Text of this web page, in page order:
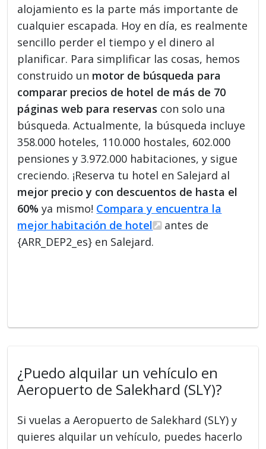
alojamiento es la parte más importante de
cualquier escapada. Hoy en día, es realmente
sencillo perder el tiempo y el dinero al
planificar. Para simplificar las cosas, hemos
construido un motor de búsqueda para
comparar precios de hotel de más de 70
páginas web para reservas con solo una
búsqueda. Actualmente, la búsqueda incluye
358.000 hoteles, 110.000 hostales, 602.000
pensiones y 3.972.000 habitaciones, y sigue
creciendo. ¡Reserva tu hotel en Salejard al
mejor precio y con descuentos de hasta el
60% ya mismo! Compara y encuentra la
mejor habitación de hotel
antes de
{ARR_DEP2_es} en Salejard.
¿Puedo alquilar un vehículo en
Aeropuerto de Salekhard (SLY)?
Si vuelas a Aeropuerto de Salekhard (SLY) y
quieres alquilar un vehículo, puedes hacerlo